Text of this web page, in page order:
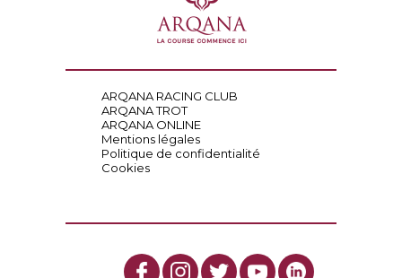
ARQANA RACING CLUB
ARQANA TROT
ARQANA ONLINE
Mentions légales
Politique de confidentialité
Cookies